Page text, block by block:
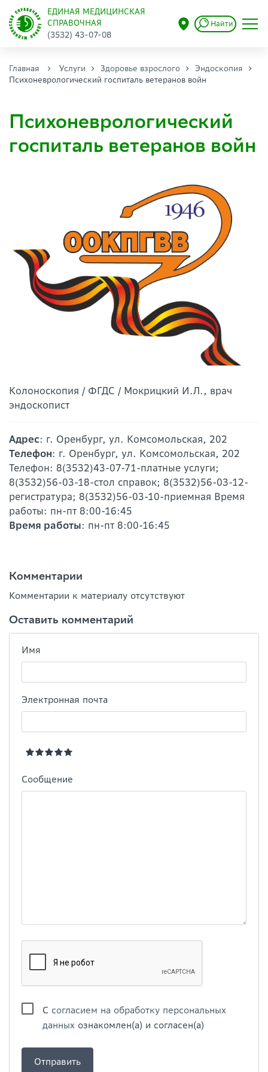
ЕДИНАЯ МЕДИЦИНСКАЯ
СПРАВОЧНАЯ
(3532) 43-07-08
Найти
Главная Услуги Здоровье взрослого
Эндоскопия
Психоневрологический госпиталь ветеранов войн
Психоневрологический
госпиталь ветеранов войн
Колоноскопия / ФГДС / Мокрицкий И.Л., врач
эндоскопист
Адрес: г. Оренбург, ул. Комсомольская, 202
Телефон: г. Оренбург, ул. Комсомольская, 202
Телефон: 8(3532)43-07-71-платные услуги;
8(3532)56-03-18-стол справок; 8(3532)56-03-12-
регистратура; 8(3532)56-03-10-приемная Время
работы: пн-пт 8:00-16:45
Время работы: пн-пт 8:00-16:45
Комментарии
Комментарии к материалу отсутствуют
Оставить комментарий
Имя
Электронная почта
Сообщение
С согласием на обработку персональных
данных ознакомлен(а) и согласен(а)